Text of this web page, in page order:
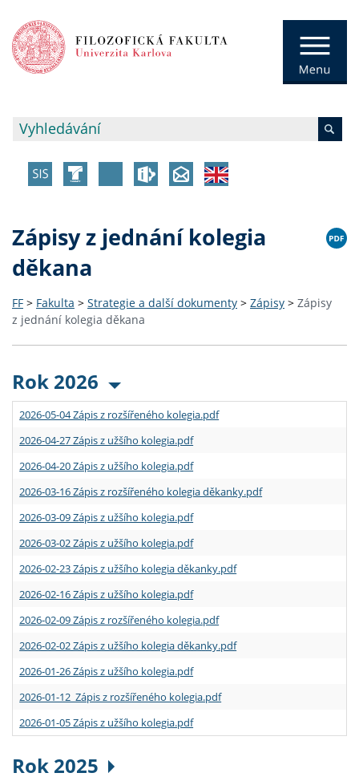
Zápisy z jednání kolegia
děkana
FF > Fakulta > Strategie a další dokumenty > Zápisy > Zápisy
z jednání kolegia děkana
Rok 2026
2026-05-04 Zápis z rozšířeného kolegia.pdf
2026-04-27 Zápis z užšího kolegia.pdf
2026-04-20 Zápis z užšího kolegia.pdf
2026-03-16 Zápis z rozšířeného kolegia děkanky.pdf
2026-03-09 Zápis z užšího kolegia.pdf
2026-03-02 Zápis z užšího kolegia.pdf
2026-02-23 Zápis z užšího kolegia děkanky.pdf
2026-02-16 Zápis z užšího kolegia.pdf
2026-02-09 Zápis z rozšířeného kolegia.pdf
2026-02-02 Zápis z užšího kolegia děkanky.pdf
2026-01-26 Zápis z užšího kolegia.pdf
2026-01-12 Zápis z rozšířeného kolegia.pdf
2026-01-05 Zápis z užšího kolegia.pdf
Rok 2025